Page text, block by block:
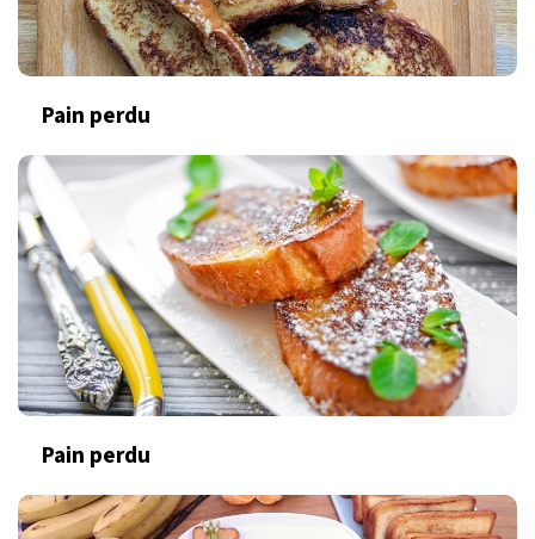
Pain perdu
Pain perdu